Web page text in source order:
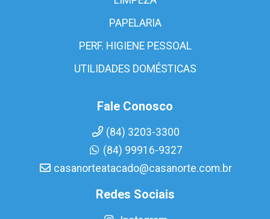
PAPELARIA
PERF. HIGIENE PESSOAL
UTILIDADES DOMÉSTICAS
Fale Conosco
(84) 3203-3300
(84) 99916-9327
casanorteatacado@casanorte.com.br
Redes Sociais